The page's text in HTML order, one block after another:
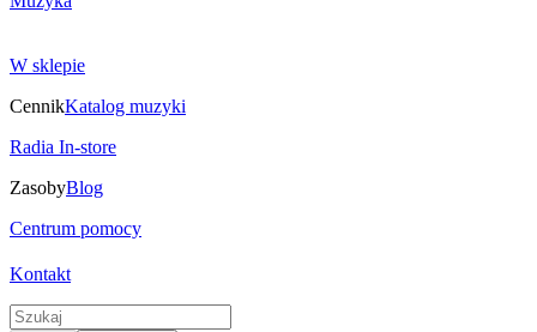
W sklepie
CennikKatalog muzyki
Radia In-store
ZasobyBlog
Centrum pomocy
Kontakt